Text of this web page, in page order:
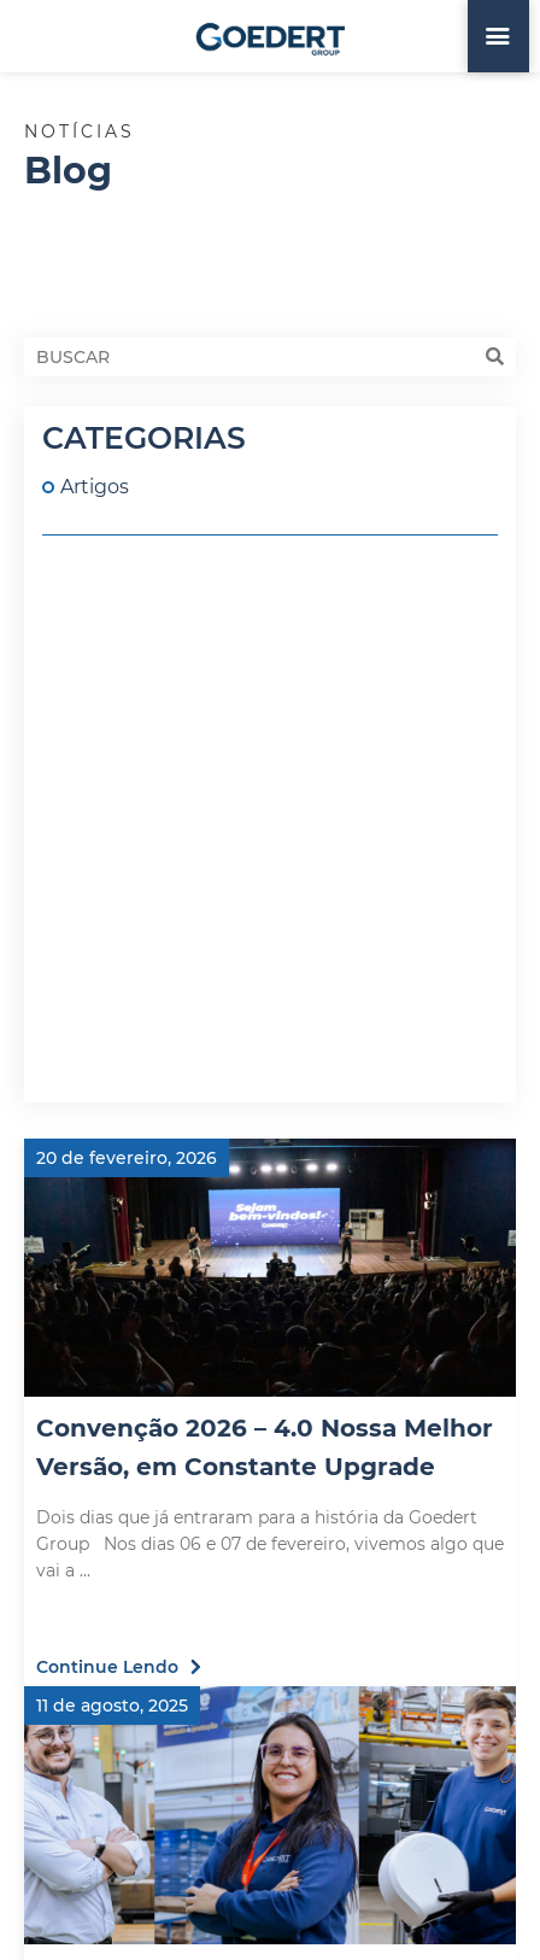
NOTÍCIAS
Blog
20 de fevereiro, 2026
Convenção 2026 – 4.0 Nossa Melhor
Versão, em Constante Upgrade
Dois dias que já entraram para a história da Goedert
Group Nos dias 06 e 07 de fevereiro, vivemos algo que
vai a ...
Continue Lendo
11 de agosto, 2025
CATEGORIAS
Artigos